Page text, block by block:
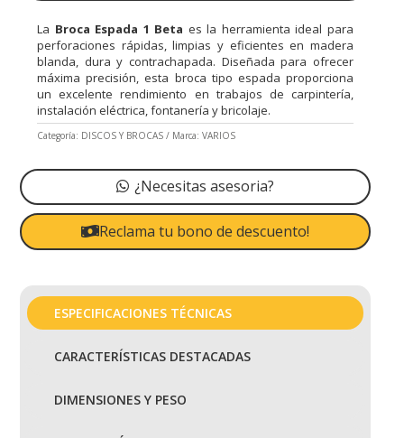
La Broca Espada 1 Beta es la herramienta ideal para
perforaciones rápidas, limpias y eficientes en madera
blanda, dura y contrachapada. Diseñada para ofrecer
máxima precisión, esta broca tipo espada proporciona
un excelente rendimiento en trabajos de carpintería,
instalación eléctrica, fontanería y bricolaje.
Categoría: DISCOS Y BROCAS Marca:VARIOS
¿Necesitas asesoria?
Reclama tu bono de descuento!
ESPECIFICACIONES TÉCNICAS
CARACTERÍSTICAS DESTACADAS
DIMENSIONES Y PESO